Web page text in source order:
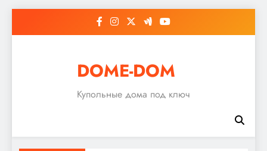
DOME-DOM
Купольные дома под ключ